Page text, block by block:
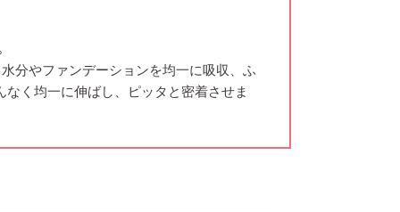
分やファンデーションを均一に吸収、ふ
く均一に伸ばし、ピッタと密着させま